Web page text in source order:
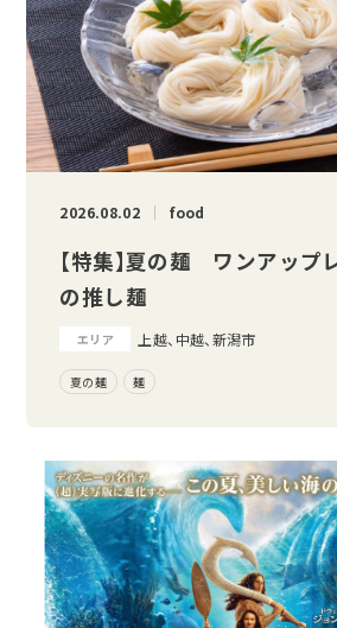
2026.08.02 food
【特集】夏の麺 ワンアップ
の推し麺
エリア 上越、中越、新潟市
夏の麺 麺